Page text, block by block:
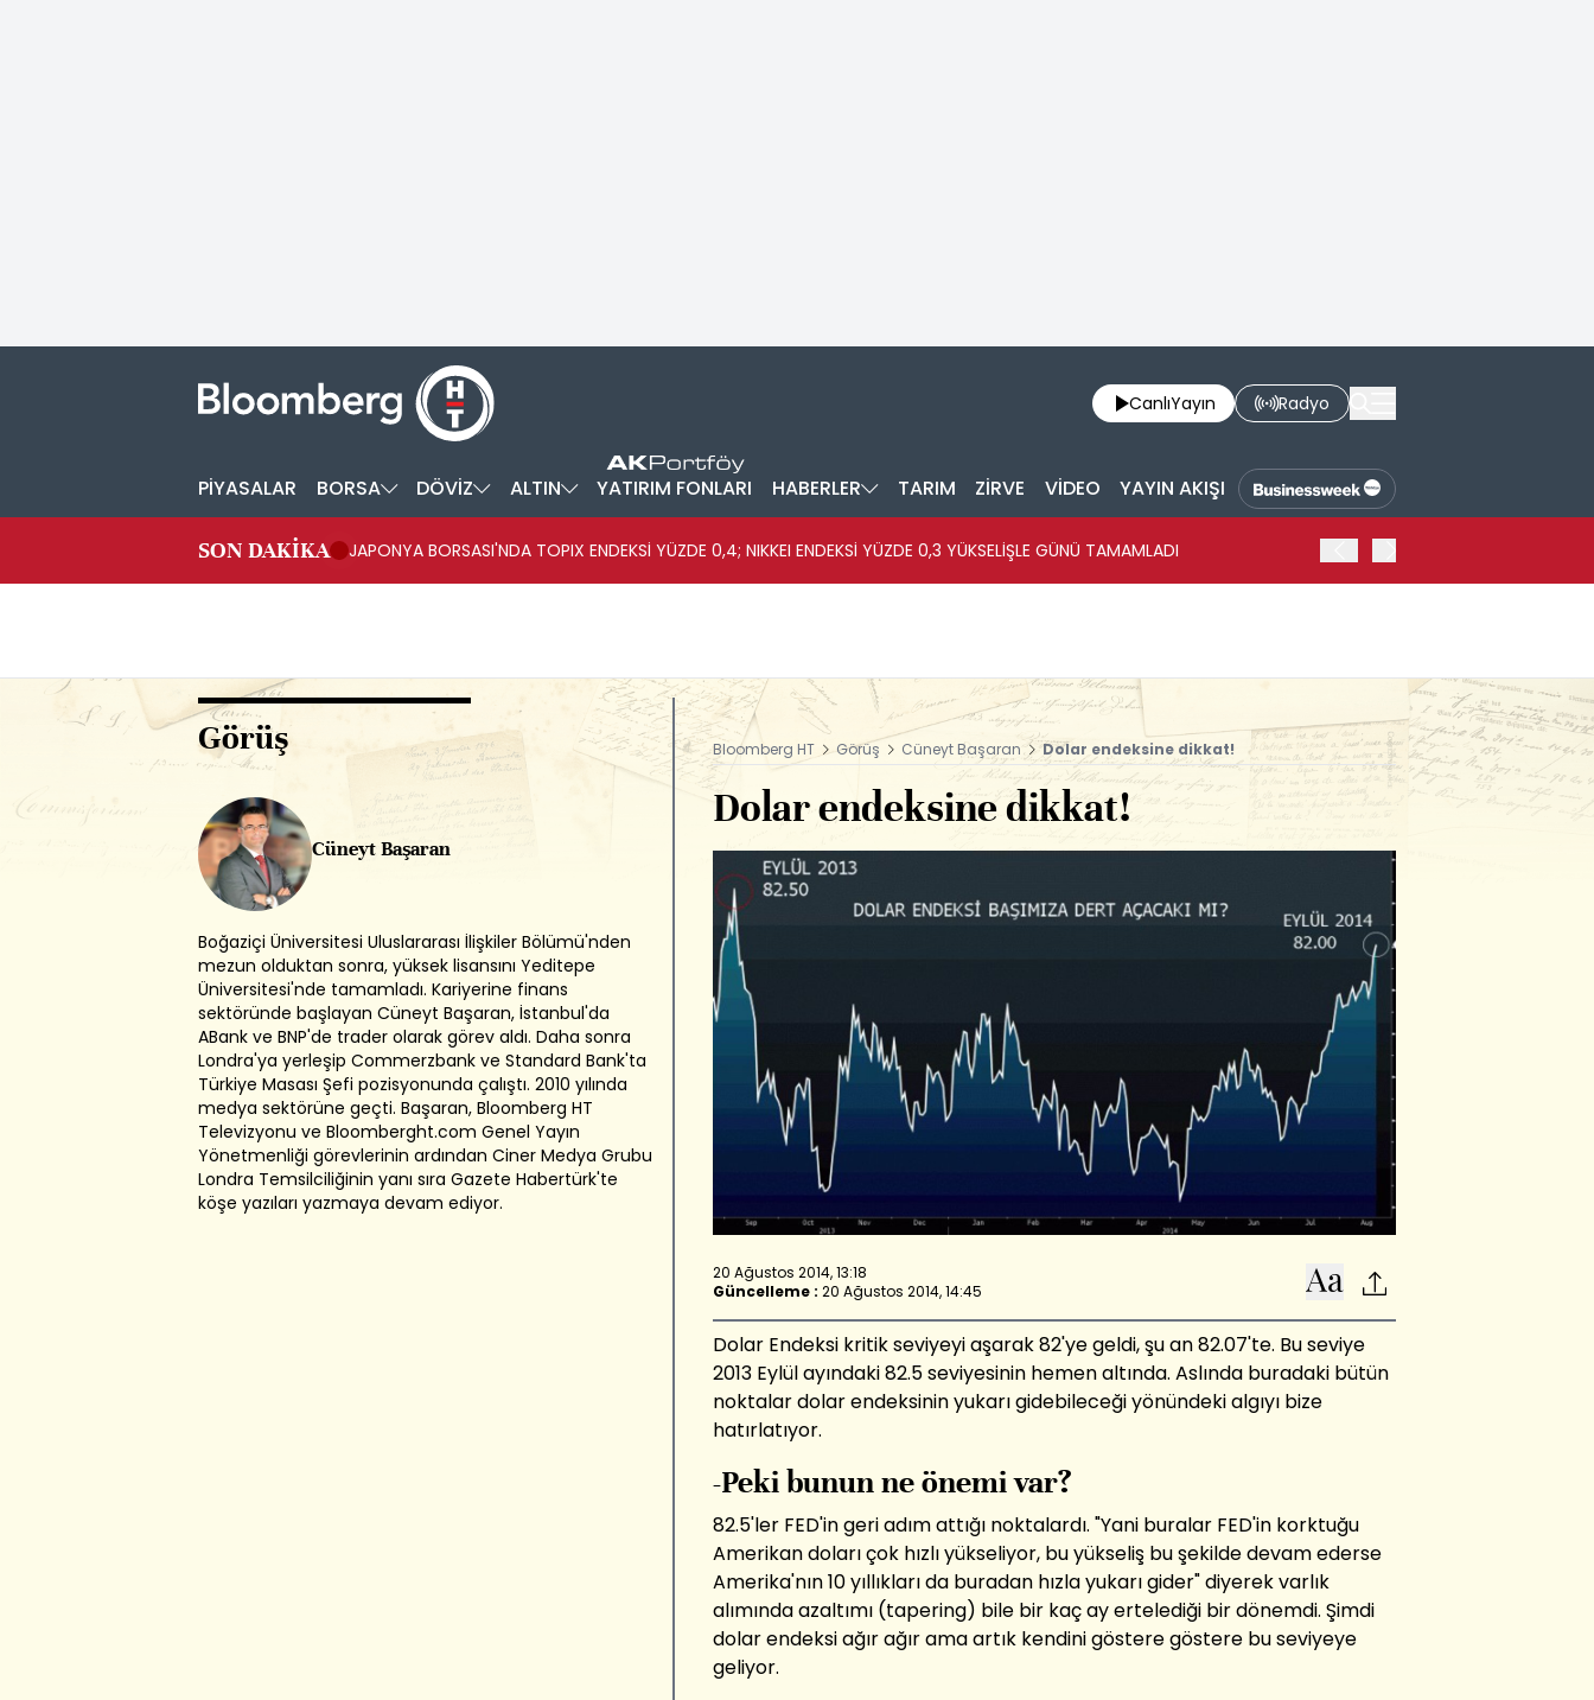
CanlıYayın Radyo
PİYASALAR BORSA DÖVİZ ALTIN YATIRIM FONLARI HABERLER TARIM ZİRVE VİDEO YAYIN AKIŞI
SON DAKİKA JAPONYA BORSASI'NDA TOPIX ENDEKSİ YÜZDE 0,4; NIKKEI ENDEKSİ YÜZDE 0,3 YÜKSELİŞLE GÜNÜ TAMAMLADI
Görüş
Cüneyt Başaran
Boğaziçi Üniversitesi Uluslararası İlişkiler Bölümü'nden
mezun olduktan sonra, yüksek lisansını Yeditepe
Üniversitesi'nde tamamladı. Kariyerine finans
sektöründe başlayan Cüneyt Başaran, İstanbul'da
ABank ve BNP'de trader olarak görev aldı. Daha sonra
Londra'ya yerleşip Commerzbank ve Standard Bank'ta
Türkiye Masası Şefi pozisyonunda çalıştı. 2010 yılında
medya sektörüne geçti. Başaran, Bloomberg HT
Televizyonu ve Bloomberght.com Genel Yayın
Yönetmenliği görevlerinin ardından Ciner Medya Grubu
Londra Temsilciliğinin yanı sıra Gazete Habertürk'te
köşe yazıları yazmaya devam ediyor.
Bloomberg HT Görüş Cüneyt Başaran Dolar endeksine dikkat!
Dolar endeksine dikkat!
20 Ağustos 2014, 13:18
Güncelleme : 20 Ağustos 2014, 14:45
Dolar Endeksi kritik seviyeyi aşarak 82'ye geldi, şu an 82.07'te. Bu seviye
2013 Eylül ayındaki 82.5 seviyesinin hemen altında. Aslında buradaki bütün
noktalar dolar endeksinin yukarı gidebileceği yönündeki algıyı bize
hatırlatıyor.
-Peki bunun ne önemi var?
82.5'ler FED'in geri adım attığı noktalardı. "Yani buralar FED'in korktuğu
Amerikan doları çok hızlı yükseliyor, bu yükseliş bu şekilde devam ederse
Amerika'nın 10 yıllıkları da buradan hızla yukarı gider" diyerek varlık
alımında azaltımı (tapering) bile bir kaç ay ertelediği bir dönemdi. Şimdi
dolar endeksi ağır ağır ama artık kendini göstere göstere bu seviyeye
geliyor.